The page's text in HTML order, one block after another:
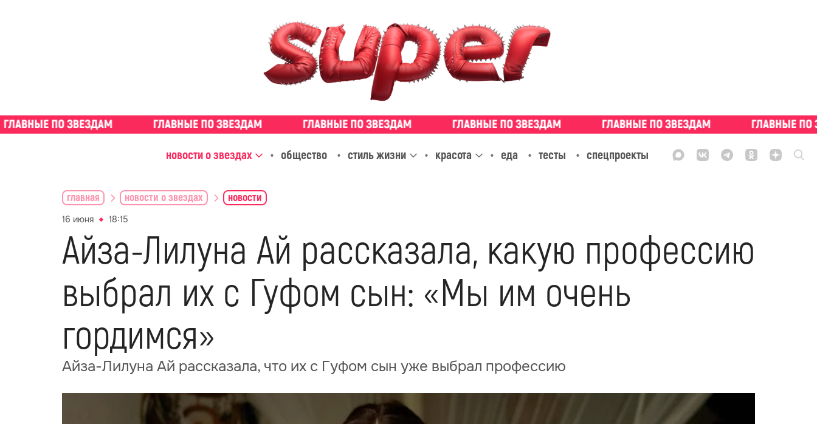
новости о звездах общество стиль жизни красота еда тесты спецпроекты
главная новости о звездах новости
16 июня 18:15
Айза-Лилуна Ай рассказала, какую профессию
выбрал их с Гуфом сын: «Мы им очень
гордимся»
Айза-Лилуна Ай рассказала, что их с Гуфом сын уже выбрал профессию